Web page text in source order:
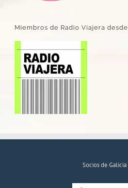
Miembros de Radio Viajera
Socios de Galicia